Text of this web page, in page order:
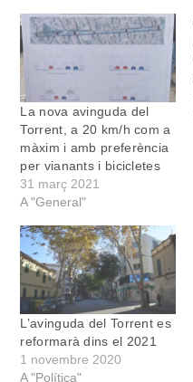
La nova avinguda del
Torrent, a 20 km/h com a
màxim i amb preferència
per vianants i bicicletes
31 març 2021
A "General"
L’avinguda del Torrent es
reformarà dins el 2021
1 novembre 2020
A "Política"